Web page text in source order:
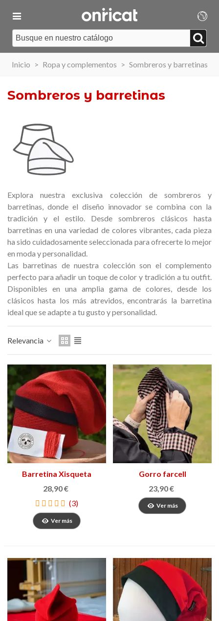
Inicio > Ropa y complementos > Sombreros y barretinas
Sombreros y barretinas
Explora nuestra exclusiva colección de sombreros y
barretinas, donde el diseño innovador se combina con la
tradición y el estilo. Desde sombreros clásicos hasta
barretinas en una variedad de colores vibrantes, cada pieza
ha sido cuidadosamente seleccionada para ofrecerte lo mejor
en moda y personalidad.
Las barretinas de nuestra colección son el complemento
perfecto para añadir un toque de color y tradición a tu outfit.
Disponibles en una amplia gama de colores, desde los
clásicos hasta los más atrevidos, encontrarás la barretina
ideal que se adapte a tu gusto y personalidad.
Relevancia
Barretina Xisqueta
28,90 €
(3)
Ver más
Gorro farcell
23,90 €
Ver más
Medalla Hostemplo Gaudí 2026
47,00 €
NUEVO
Añadir al carrito
Medalla
– Edición
89,00 €
Añadir al